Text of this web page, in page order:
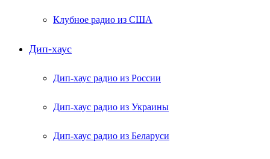
Клубное радио из США
Дип-хаус
Дип-хаус радио из России
Дип-хаус радио из Украины
Дип-хаус радио из Беларуси